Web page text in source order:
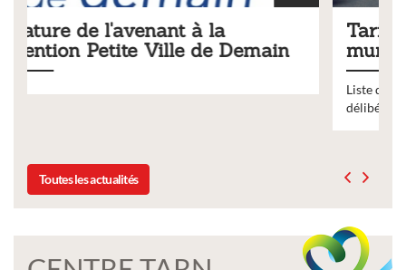
Tarifs 2026 des services
municipaux
délibération du conseil municipal du 19 décembre 2025
Toutes les actualités